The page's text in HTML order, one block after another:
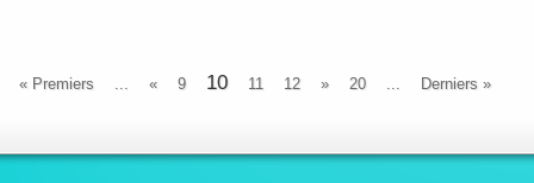
« Premiers « 9 10 11 12 » 20 Derniers »